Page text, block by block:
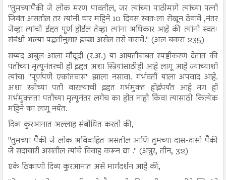
"तुमच्यापैकी जे लोक मरण पावतील, जर त्यांच्या पाठीमागे त्यांच्या पत्नी
जिवंत असतील तर त्यांनी चार महिने 10 दिवस स्वतःला रोखून ठेवावे ,नंतर
जेव्हा त्यांची ईद्दत पूर्ण होईल तेव्हा त्यांना अधिकार आहे की त्यांनी स्वतः
संबंधी भल्या पद्धतीनुसार इच्छा असेल तसे करावे." (अल बकरा 235)
सय्यद अबुल आला मौदूदी (र.अ.) या आयतीबाबत स्पष्टीकरण देतात की
पतीच्या मृत्यूनंतरची ही इद्दत अशा स्त्रियांसाठीही आहे लागू आहे ज्याच्याशी
त्यांचा "पूर्णपणे एकांतवास" झाला नसावा. गर्भवती याला अपवाद आहे.
अशा स्त्रीच्या पती वारल्याची इद्दत गर्भमुक्त होईपर्यंत आहे मग ही
गर्भमुक्तता पतीच्या मृत्यूनंतर लगेच का होत नाही किंवा त्यासाठी कित्येक
महिने का लागू नयेत.
दिव्य कुरआनात अल्लाह संबोधित करतो की,
"तुमच्या पैकी जे लोक अविवाहित असतील आणि तुमच्या दास-दासी पैकी
जे सदाचारी असतील त्यांचे विवाह करून द्या ." (अन्नुर, तीन, 32)
एके ठिकाणी दिव्य कुरआनात असे मार्गदर्शन आहे की,